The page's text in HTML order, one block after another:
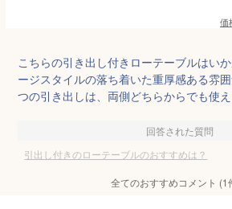
価
こちらの引き出し付きローテーブルはい
ージスタイルの落ち着いた重厚感ある雰
つの引き出しは、両側どちらからでも使え
回答された質問
引出し付きのローテーブルのおすすめは？
全てのおすすめコメント (1